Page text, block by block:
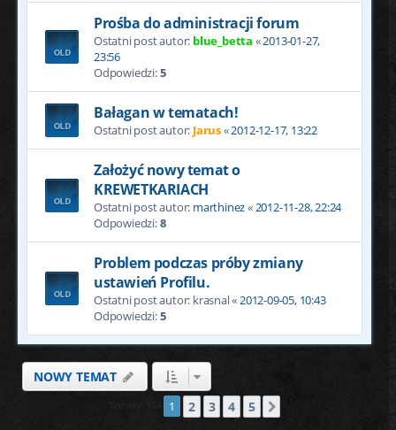
Prośba do administracji forum
Ostatni post autor: blue_betta «2013-01-27,
23:56
Odpowiedzi:5
Bałagan w tematach!
Ostatni post autor: Jarus«2012-12-17, 13:22
Założyć nowy temat o
KREWETKARIACH
Ostatni post autor: marthinez« 2012-11-28, 22:24
Odpowiedzi:8
Problem podczas próby zmiany
ustawień Profilu.
Ostatni post autor: krasnal« 2012-09-05, 10:43
Odpowiedzi:5
NOWY TEMAT
1 2 3 4 5